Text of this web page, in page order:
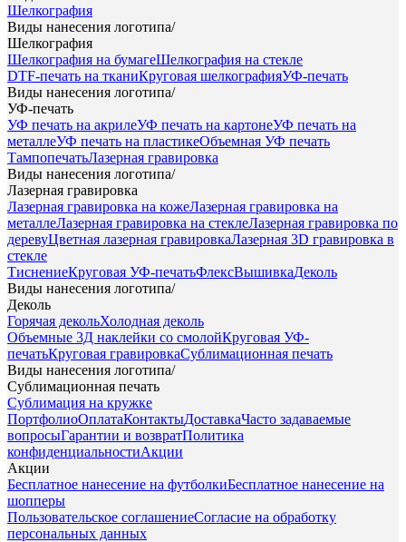
Шелкография
Виды нанесения логотипа/
Шелкография
Шелкография на бумагеШелкография на стекле
DTF-печать на тканиКруговая шелкографияУФ-печать
Виды нанесения логотипа/
УФ-печать
УФ печать на акрилеУФ печать на картонеУФ печать на
металлеУФ печать на пластикеОбъемная УФ печать
ТампопечатьЛазерная гравировка
Виды нанесения логотипа/
Лазерная гравировка
Лазерная гравировка на кожеЛазерная гравировка на
металлеЛазерная гравировка на стеклеЛазерная гравировка по
деревуЦветная лазерная гравировкаЛазерная 3D гравировка в
стекле
ТиснениеКруговая УФ-печатьФлексВышивкаДеколь
Виды нанесения логотипа/
Деколь
Горячая декольХолодная деколь
Объемные 3Д наклейки со смолойКруговая УФ-
печатьКруговая гравировкаСублимационная печать
Виды нанесения логотипа/
Сублимационная печать
Сублимация на кружке
ПортфолиоОплатаКонтактыДоставкаЧасто задаваемые
вопросыГарантии и возвратПолитика
конфиденциальностиАкции
Акции
Бесплатное нанесение на футболкиБесплатное нанесение на
шопперы
Пользовательское соглашениеСогласие на обработку
персональных данных